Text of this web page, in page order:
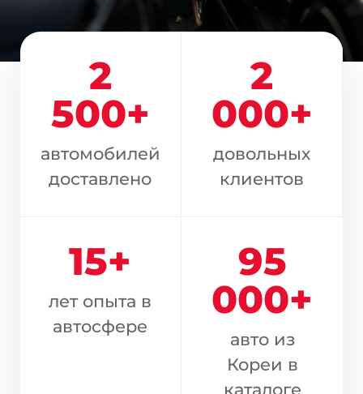
О компании
Отзывы о нас
Как заказать авто
Авто до 160 л.с.
Ставки утильсбора
Контакты
8 800-555-70-97
Заказать звонок
(офис: г. Видное, ул. Донбасская д. 2
2
500+
автомобилей
доставлено
2
000+
довольных
клиентов
15+
лет опыта в
автосфере
95
000+
авто из
Кореи в
каталоге